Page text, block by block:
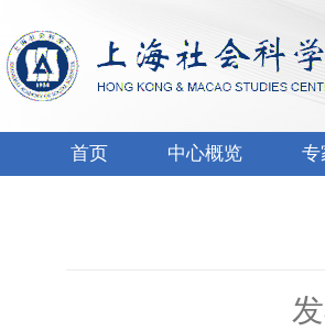
首页 中心概览 专